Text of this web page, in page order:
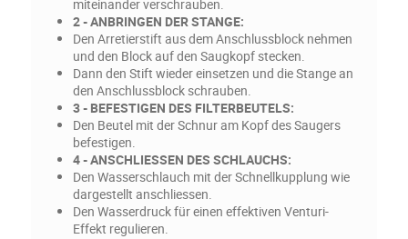
miteinander verschrauben.
2 - ANBRINGEN DER STANGE:
Den Arretierstift aus dem Anschlussblock nehmen
und den Block auf den Saugkopf stecken.
Dann den Stift wieder einsetzen und die Stange an
den Anschlussblock schrauben.
3 - BEFESTIGEN DES FILTERBEUTELS:
Den Beutel mit der Schnur am Kopf des Saugers
befestigen.
4 - ANSCHLIESSEN DES SCHLAUCHS:
Den Wasserschlauch mit der Schnellkupplung wie
dargestellt anschliessen.
Den Wasserdruck für einen effektiven Venturi-
Effekt regulieren.